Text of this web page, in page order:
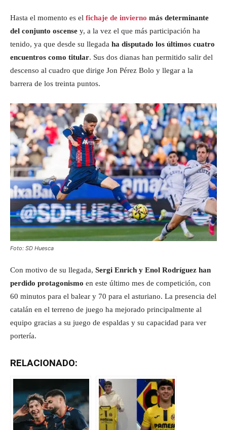
Hasta el momento es el fichaje de invierno más determinante
del conjunto oscense y, a la vez el que más participación ha
tenido, ya que desde su llegada ha disputado los últimos cuatro
encuentros como titular. Sus dos dianas han permitido salir del
descenso al cuadro que dirige Jon Pérez Bolo y llegar a la
barrera de los treinta puntos.
Foto: SD Huesca
Con motivo de su llegada, Sergi Enrich y Enol Rodríguez han
perdido protagonismo en este último mes de competición, con
60 minutos para el balear y 70 para el asturiano. La presencia del
catalán en el terreno de juego ha mejorado principalmente al
equipo gracias a su juego de espaldas y su capacidad para ver
portería.
RELACIONADO: